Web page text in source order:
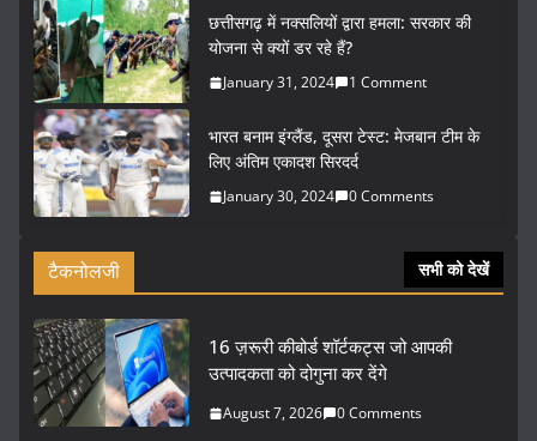
छत्तीसगढ़ में नक्सलियों द्वारा हमला: सरकार की
योजना से क्यों डर रहे हैं?
January 31, 2024 1 Comment
भारत बनाम इंग्लैंड, दूसरा टेस्ट: मेजबान टीम के
लिए अंतिम एकादश सिरदर्द
January 30, 2024 0 Comments
टैकनोलजी सभी को देखें
16 ज़रूरी कीबोर्ड शॉर्टकट्स जो आपकी
उत्पादकता को दोगुना कर देंगे
August 7, 2026 0 Comments